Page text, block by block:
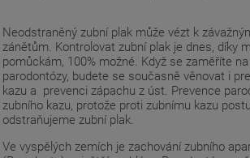
Neodstraněný zubní plak může vézt k
zánětům. Kontrolovat zubní plak je dnes, díky
pomůckám, 100% možné. Když se zaměříte
parodontózy, budete se současně věnovat i
kazu a prevenci zápachu z úst. Prevence
zubního kazu, protože proti zubnímu kazu
odstraňujeme zubní plak.
Ve vyspělých zemích je zachování zubního